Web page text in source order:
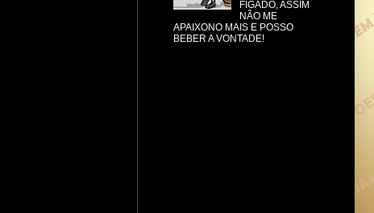
FÍGADO, ASSIM
NÃO ME
APAIXONO MAIS E POSSO
BEBER A VONTADE!